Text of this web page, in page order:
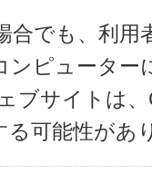
合でも、利用
ンピュータ
ブサイトは
る可能性があ